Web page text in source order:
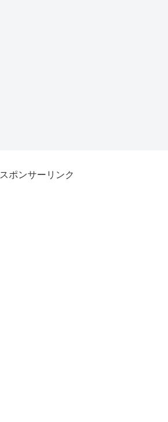
スポンサーリンク